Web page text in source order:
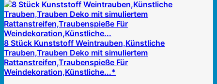
8 Stück Kunststoff Weintrauben,Künstliche
Trauben,Trauben Deko mit simuliertem
Rattanstreifen,Traubenspieße Für
Weindekoration,Künstliche...*